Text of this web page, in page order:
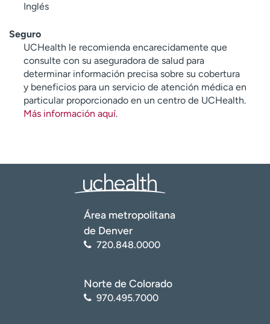
Inglés
Seguro
UCHealth le recomienda encarecidamente que
consulte con su aseguradora de salud para
determinar información precisa sobre su cobertura
y beneficios para un servicio de atención médica en
particular proporcionado en un centro de UCHealth.
Más información aquí.
Área metropolitana
de Denver
720.848.0000
Norte de Colorado
970.495.7000